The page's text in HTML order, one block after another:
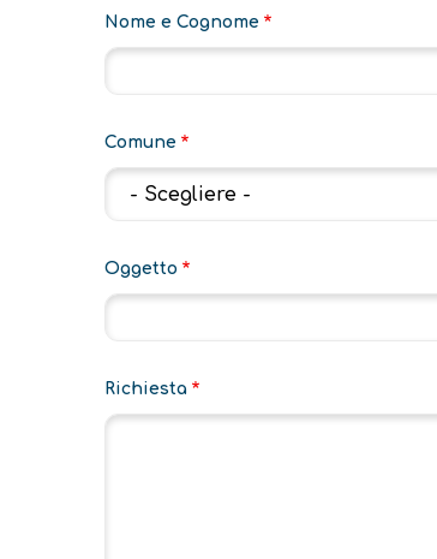
Nome e Cognome
Comune
Oggetto
Richiesta